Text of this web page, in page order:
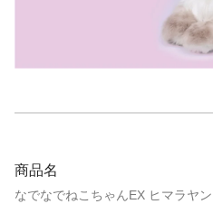
商品名
なでなでねこちゃんEX ヒマラヤン